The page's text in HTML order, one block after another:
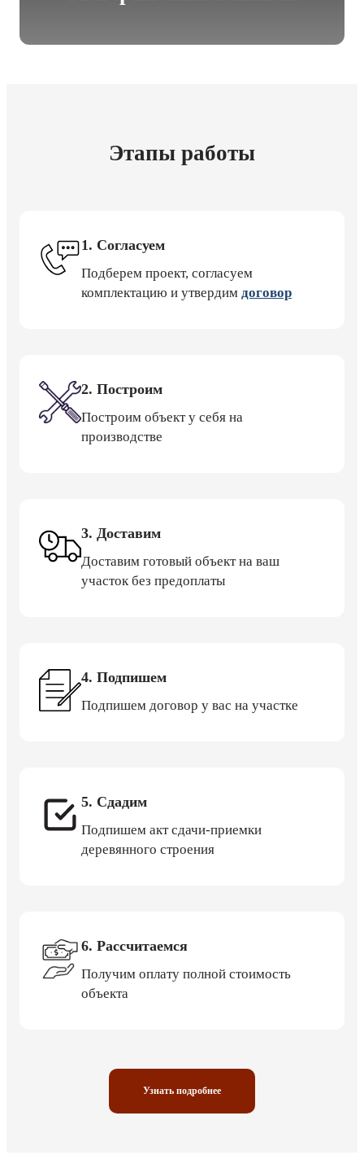
Этапы работы
1. Согласуем
Подберем проект, согласуем
комплектацию и утвердим договор
2. Построим
Построим объект у себя на
производстве
3. Доставим
Доставим готовый объект на ваш
участок без предоплаты
4. Подпишем
Подпишем договор у вас на участке
5. Сдадим
Подпишем акт сдачи-приемки
деревянного строения
6. Рассчитаемся
Получим оплату полной стоимость
объекта
Узнать подробнее